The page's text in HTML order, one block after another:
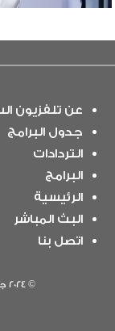
عن تلفزيون
جدول البرامج
التردادات
البرامج
الرئيسية
البث المباشر
اتصل بنا
© 2024 جميع الحقوق محفوظة لقناة السودان